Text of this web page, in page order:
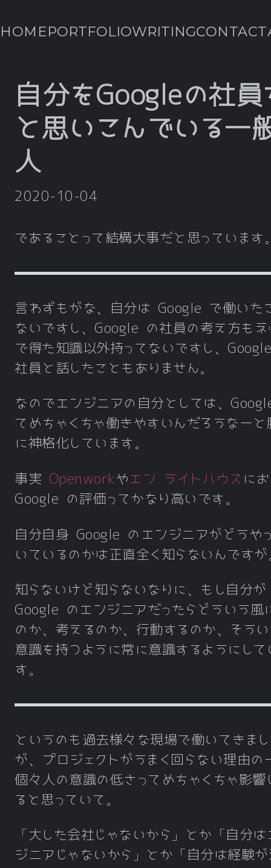
HOMEPORTFOLIOWRITINGCONTACT
自分をGoogleの社員
と思いこんでいる一
人
2020-10-04
であることって結構大事だと思っています
言わずもがな、自分は Google で働いた
ないですし、Google の社員の考え方もネ
で得た知識以外持ってないですし、
社員と話したこともありません。
なのでエンジニアの自分としては、
てめちゃくちゃ働きやすいんだろうなーと
に神格化しています。
事実 Openworkや エン ライトハウス に
Google の評価ってかなり高いです。
自分自身 Google のエンジニアがどうや
いているのかは正直全く知らないんですが
知らないけど知らないなりに、もし自分が
Google のエンジニアだったらどういう風
のか、考えるのか、行動するのか、そうい
意識を持つように常に意識するようにして
す。
というのも過去様々な現場で働いてきま
が、プロジェクトがうまく回らない理由の
個々人の意識の低さってめちゃくちゃ影響
ると思っていて。
「大した会社じゃないから」とか「自分は
ジニアじゃないから」とか「自分は経験